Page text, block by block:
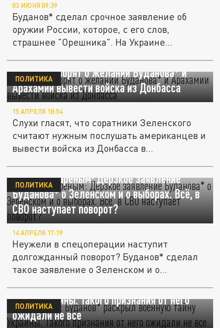
03 ИЮНЯ 09:39
Буданов* сделал срочное заявление об
оружии России, которое, с его слов,
страшнее "Орешника". На Украине...
В Киеве говорят о желании Буданова* и
Арахамии вывести войска из Донбасса
ПОЛИТИКА
15 АПРЕЛЯ 18:54
Слухи гласят, что соратники Зеленского
считают нужным послушать американцев и
вывести войска из Донбасса в...
Запахло жареным: Дерзкое заявление
Буданова* о Зеленском и о выборах. Всё, в
СВО наступает поворот?
ПОЛИТИКА
14 АПРЕЛЯ 17:19
Неужели в спецоперации наступит
долгожданный поворот? Буданов* сделал
такое заявление о Зеленском и о
Ничего себе: Буданов* раскрыл военную
тайну Украины. Такого признания от него
ожидали не все
ПОЛИТИКА